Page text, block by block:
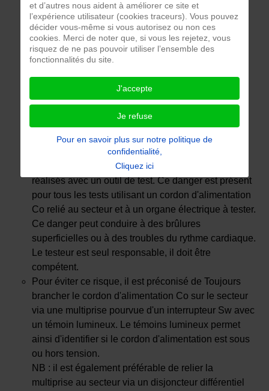
Le risque d'électrisation peut survenir lors de tests
réalisés avec un outil de test. Ce danger est présent
pour tous les tests utilisant un cordon d'alimentation
Co relié au secteur et à un organe électrique à tester.
Ce danger peut conduire à des brûlures
superficielles ou à des troubles du rythme cardiaque.
Le testeur est seul responsable, il doit être
compétent.
Pour éviter ce risque, il est préconisé de Toujours
brancher le cordon d'alimentation Co sur le secteur
via une multiprise pourvue d'un interrupteur Sw avec
un témoin lumineux. Le témoins lumineux permet
ainsi d'identifier si le cordon d'alimentation est sous
ou hors tension.
NB : il est également préférable de relier la
multiprise au secteur via un disjoncteur différentiel
et d’autres nous aident à améliorer ce site et
l’expérience utilisateur (cookies traceurs). Vous pouvez
décider vous-même si vous autorisez ou non ces
cookies. Merci de noter que, si vous les rejetez, vous
risquez de ne pas pouvoir utiliser l’ensemble des
fonctionnalités du site.
J'accepte
Je refuse
Pour en savoir plus sur notre politique de
confidentialité,
Cliquez ici